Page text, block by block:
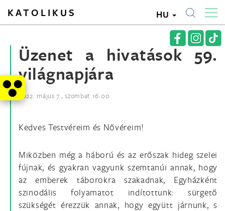
KATOLIKUS HU
Üzenet a hivatások 59.
világnapjára
2022. május 7., szombat 16:00
Kedves Testvéreim és Nővéreim!
Miközben még a háború és az erőszak hideg szelei
fújnak, és gyakran vagyunk szemtanúi annak, hogy
az emberek táborokra szakadnak, Egyházként
szinodális folyamatot indítottunk: sürgető
szükségét érezzük annak, hogy együtt járnunk, s